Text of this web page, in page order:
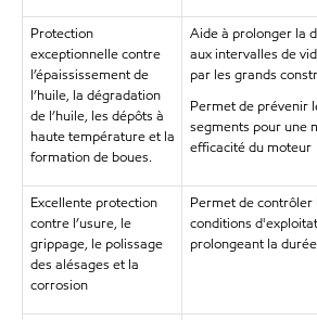
Protection
exceptionnelle contre
l’épaississement de
l’huile, la dégradation
de l’huile, les dépôts à
haute température et la
formation de boues.
Aide à prolonger la
aux intervalles de
par les grands
Permet de prévenir
segments pour une
efficacité du moteur
Excellente protection
contre l’usure, le
grippage, le polissage
des alésages et la
corrosion
Permet de contrôler
conditions
prolongeant la